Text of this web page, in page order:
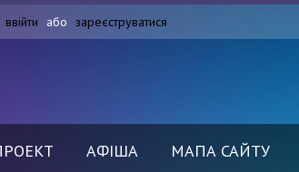
ввійти або зареєструватися
АФІША МАПА САЙТУ